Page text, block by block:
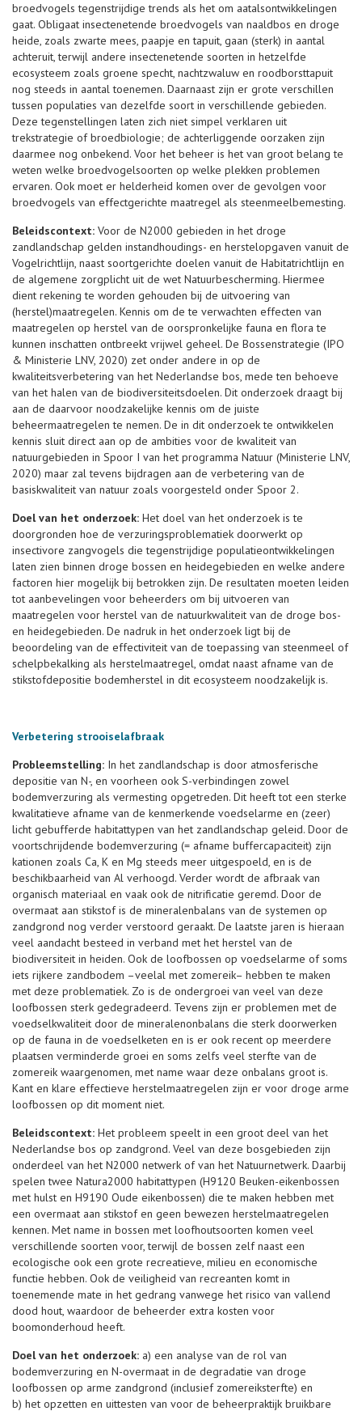
broedvogels tegenstrijdige trends als het om aatalsontwikkelingen
gaat. Obligaat insectenetende broedvogels van naaldbos en droge
heide, zoals zwarte mees, paapje en tapuit, gaan (sterk) in aantal
achteruit, terwijl andere insectenetende soorten in hetzelfde
ecosysteem zoals groene specht, nachtzwaluw en roodborsttapuit
nog steeds in aantal toenemen. Daarnaast zijn er grote verschillen
tussen populaties van dezelfde soort in verschillende gebieden.
Deze tegenstellingen laten zich niet simpel verklaren uit
trekstrategie of broedbiologie; de achterliggende oorzaken zijn
daarmee nog onbekend. Voor het beheer is het van groot belang te
weten welke broedvogelsoorten op welke plekken problemen
ervaren. Ook moet er helderheid komen over de gevolgen voor
broedvogels van effectgerichte maatregel als steenmeelbemesting.
Beleidscontext: Voor de N2000 gebieden in het droge
zandlandschap gelden instandhoudings- en herstelopgaven vanuit de
Vogelrichtlijn, naast soortgerichte doelen vanuit de Habitatrichtlijn en
de algemene zorgplicht uit de wet Natuurbescherming. Hiermee
dient rekening te worden gehouden bij de uitvoering van
(herstel)maatregelen. Kennis om de te verwachten effecten van
maatregelen op herstel van de oorspronkelijke fauna en flora te
kunnen inschatten ontbreekt vrijwel geheel. De Bossenstrategie (IPO
& Ministerie LNV, 2020) zet onder andere in op de
kwaliteitsverbetering van het Nederlandse bos, mede ten behoeve
van het halen van de biodiversiteitsdoelen. Dit onderzoek draagt bij
aan de daarvoor noodzakelijke kennis om de juiste
beheermaatregelen te nemen. De in dit onderzoek te ontwikkelen
kennis sluit direct aan op de ambities voor de kwaliteit van
natuurgebieden in Spoor I van het programma Natuur (Ministerie LNV,
2020) maar zal tevens bijdragen aan de verbetering van de
basiskwaliteit van natuur zoals voorgesteld onder Spoor 2.
Doel van het onderzoek: Het doel van het onderzoek is te
doorgronden hoe de verzuringsproblematiek doorwerkt op
insectivore zangvogels die tegenstrijdige populatieontwikkelingen
laten zien binnen droge bossen en heidegebieden en welke andere
factoren hier mogelijk bij betrokken zijn. De resultaten moeten leiden
tot aanbevelingen voor beheerders om bij uitvoeren van
maatregelen voor herstel van de natuurkwaliteit van de droge bos-
en heidegebieden. De nadruk in het onderzoek ligt bij de
beoordeling van de effectiviteit van de toepassing van steenmeel of
schelpbekalking als herstelmaatregel, omdat naast afname van de
stikstofdepositie bodemherstel in dit ecosysteem noodzakelijk is.
Verbetering strooiselafbraak
Probleemstelling: In het zandlandschap is door atmosferische
depositie van N-, en voorheen ook S-verbindingen zowel
bodemverzuring als vermesting opgetreden. Dit heeft tot een sterke
kwalitatieve afname van de kenmerkende voedselarme en (zeer)
licht gebufferde habitattypen van het zandlandschap geleid. Door de
voortschrijdende bodemverzuring (= afname buffercapaciteit) zijn
kationen zoals Ca, K en Mg steeds meer uitgespoeld, en is de
beschikbaarheid van Al verhoogd. Verder wordt de afbraak van
organisch materiaal en vaak ook de nitrificatie geremd. Door de
overmaat aan stikstof is de mineralenbalans van de systemen op
zandgrond nog verder verstoord geraakt. De laatste jaren is hieraan
veel aandacht besteed in verband met het herstel van de
biodiversiteit in heiden. Ook de loofbossen op voedselarme of soms
iets rijkere zandbodem –veelal met zomereik– hebben te maken
met deze problematiek. Zo is de ondergroei van veel van deze
loofbossen sterk gedegradeerd. Tevens zijn er problemen met de
voedselkwaliteit door de mineralenonbalans die sterk doorwerken
op de fauna in de voedselketen en is er ook recent op meerdere
plaatsen verminderde groei en soms zelfs veel sterfte van de
zomereik waargenomen, met name waar deze onbalans groot is.
Kant en klare effectieve herstelmaatregelen zijn er voor droge arme
loofbossen op dit moment niet.
Beleidscontext: Het probleem speelt in een groot deel van het
Nederlandse bos op zandgrond. Veel van deze bosgebieden zijn
onderdeel van het N2000 netwerk of van het Natuurnetwerk. Daarbij
spelen twee Natura2000 habitattypen (H9120 Beuken-eikenbossen
met hulst en H9190 Oude eikenbossen) die te maken hebben met
een overmaat aan stikstof en geen bewezen herstelmaatregelen
kennen. Met name in bossen met loofhoutsoorten komen veel
verschillende soorten voor, terwijl de bossen zelf naast een
ecologische ook een grote recreatieve, milieu en economische
functie hebben. Ook de veiligheid van recreanten komt in
toenemende mate in het gedrang vanwege het risico van vallend
dood hout, waardoor de beheerder extra kosten voor
boomonderhoud heeft.
Doel van het onderzoek: a) een analyse van de rol van
bodemverzuring en N-overmaat in de degradatie van droge
loofbossen op arme zandgrond (inclusief zomereiksterfte) en
b) het opzetten en uittesten van voor de beheerpraktijk bruikbare